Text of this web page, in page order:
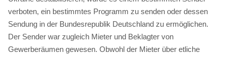
verboten, ein bestimmtes Programm zu senden oder dessen
Sendung in der Bundesrepublik Deutschland zu ermöglichen.
Der Sender war zugleich Mieter und Beklagter von
Gewerberäumen gewesen. Obwohl der Mieter über etliche